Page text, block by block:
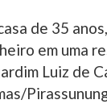
de 35
em uma
Luiz de